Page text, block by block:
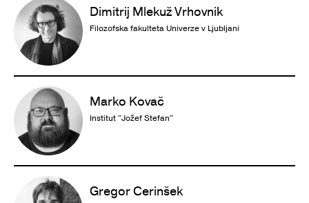
Dimitrij Mlekuž Vrhovnik
Filozofska fakulteta Univerze v Ljubljani
Marko Kovač
Institut "Jožef Stefan"
Gregor Cerinšek